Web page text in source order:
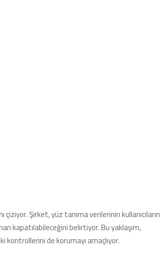
Şirket, yüz tanıma verilerinin kullanıcıların
kapatılabileceğini belirtiyor. Bu yaklaşım,
kontrollerini de korumayı amaçlıyor.